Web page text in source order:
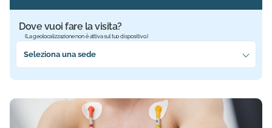
Dove vuoi fare la visita?
Seleziona la sede più vicina a te
Seleziona una sede
(La geolocalizzazione non è attiva sul tuo dispositivo.)